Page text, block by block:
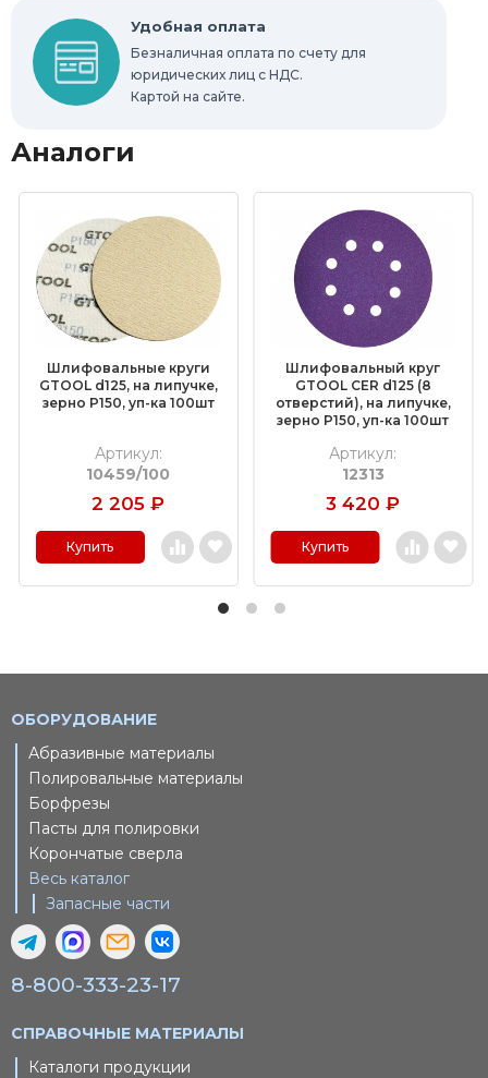
Удобная оплата
Безналичная оплата по счету для
юридических лиц с НДС.
Картой на сайте.
Аналоги
Шлифовальные круги
GTOOL d125, на липучке,
зерно P150, уп-ка 100шт
Артикул:
10459/100
2 205 ₽
Купить
Шлифовальный круг
GTOOL CER d125 (8
отверстий), на липучке,
зерно P150, уп-ка 100шт
Артикул:
12313
3 420 ₽
Купить
ОБОРУДОВАНИЕ
Абразивные материалы
Полировальные материалы
Борфрезы
Пасты для полировки
Корончатые сверла
Весь каталог
Запасные части
8-800-333-23-17
СПРАВОЧНЫЕ МАТЕРИАЛЫ
Каталоги продукции